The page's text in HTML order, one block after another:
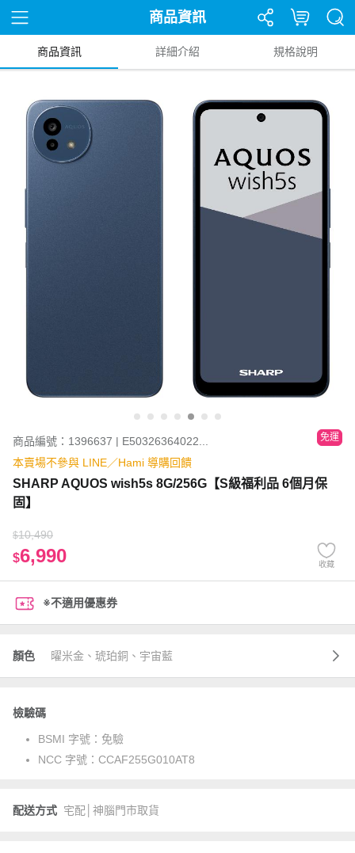
商品資訊
商品資訊 詳細介紹 規格說明
商品編號：1396637 | E50326364022... 免運
本賣場不參與 LINE／Hami 導購回饋
SHARP AQUOS wish5s 8G/256G【S級福利品 6個月保
固】
$10,490
$6,990 收藏
※不適用優惠券
顏色 曜米金、琥珀銅、宇宙藍
檢驗碼
BSMI 字號： 免驗
NCC 字號： CCAF255G010AT8
配送方式 宅配│神腦門市取貨